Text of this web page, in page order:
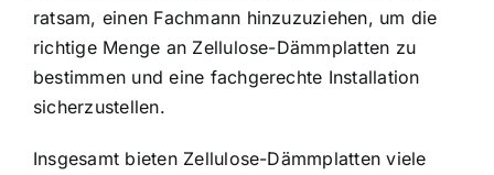
ratsam, einen Fachmann hinzuzuziehen, um die
richtige Menge an Zellulose-Dämmplatten zu
bestimmen und eine fachgerechte Installation
sicherzustellen.
Insgesamt bieten Zellulose-Dämmplatten viele